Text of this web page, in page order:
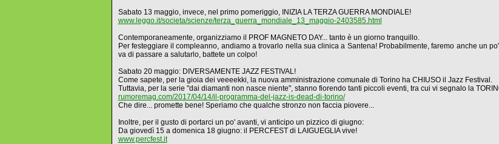
Sabato 13 maggio, invece, nel primo pomeriggio, INIZIA LA TERZA GUERRA MONDIALE!
www.leggo.it/societa/scienze/terza_guerra_mondiale_13_maggio-2403585.html
Contemporaneamente, organizziamo il PROF MAGNETO DAY... tanto è un giorno tranquillo.
Per festeggiare il compleanno, andiamo a trovarlo nella sua clinica a Santena! Probabilmente, faremo anche un
va di passare a salutarlo, battete un colpo!
Sabato 20 maggio: DIVERSAMENTE JAZZ FESTIVAL!
Come sapete, per la gioia dei veeeekki, la nuova amministrazione comunale di Torino ha CHIUSO il Jazz Festival.
Tuttavia, per la serie "dai diamanti non nasce niente", stanno fiorendo tanti piccoli eventi, tra cui vi segnalo la
rumoremag.com/2017/04/14/il-programma-del-jazz-is-dead-di-torino/
Che dire... promette bene! Speriamo che qualche stronzo non faccia piovere...
Inoltre, per il gusto di portarci un po' avanti, vi anticipo un pizzico di giugno:
Da giovedì 15 a domenica 18 giugno: il PERCFEST di LAIGUEGLIA vive!
www.percfest.it